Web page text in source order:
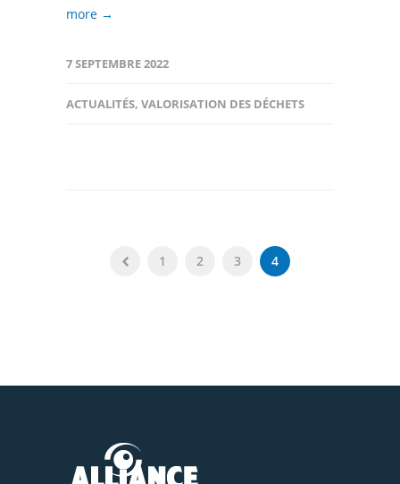
more →
7 SEPTEMBRE 2022
ACTUALITÉS, VALORISATION DES DÉCHETS
1 2 3 4